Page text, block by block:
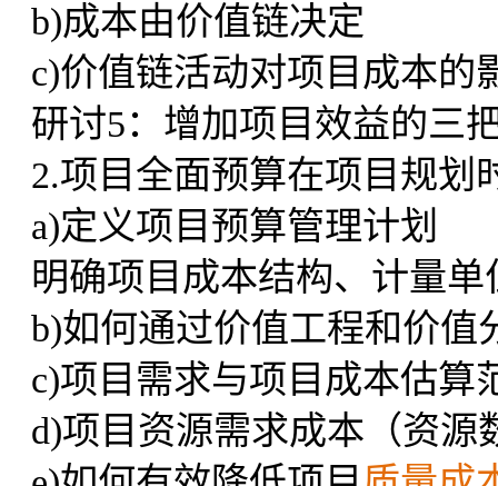
b)成本由价值链决定
c)价值链活动对项目成本的
研讨5：增加项目效益的三
2.项目全面预算在项目规划
a)定义项目预算管理计划
明确项目成本结构、计量
b)如何通过价值工程和价值
c)项目需求与项目成本估算
d)项目资源需求成本（资